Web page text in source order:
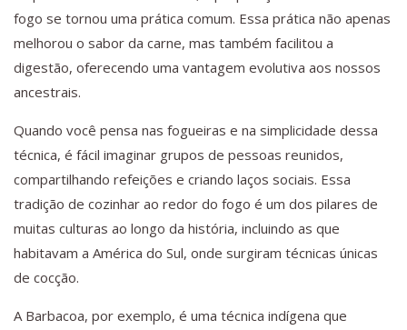
fogo se tornou uma prática comum. Essa prática não apenas
melhorou o sabor da carne, mas também facilitou a
digestão, oferecendo uma vantagem evolutiva aos nossos
ancestrais.
Quando você pensa nas fogueiras e na simplicidade dessa
técnica, é fácil imaginar grupos de pessoas reunidos,
compartilhando refeições e criando laços sociais. Essa
tradição de cozinhar ao redor do fogo é um dos pilares de
muitas culturas ao longo da história, incluindo as que
habitavam a América do Sul, onde surgiram técnicas únicas
de cocção.
A Barbacoa, por exemplo, é uma técnica indígena que